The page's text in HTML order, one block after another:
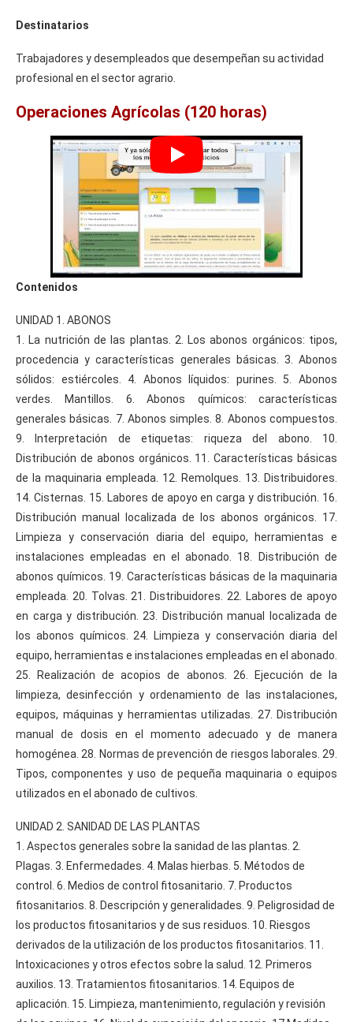
Destinatarios
Trabajadores y desempleados que desempeñan su actividad
profesional en el sector agrario.
Operaciones Agrícolas (120 horas)
Contenidos
UNIDAD 1. ABONOS
1. La nutrición de las plantas. 2. Los abonos orgánicos: tipos,
procedencia y características generales básicas. 3. Abonos
sólidos: estiércoles. 4. Abonos líquidos: purines. 5. Abonos
verdes. Mantillos. 6. Abonos químicos: características
generales básicas. 7. Abonos simples. 8. Abonos compuestos.
9. Interpretación de etiquetas: riqueza del abono. 10.
Distribución de abonos orgánicos. 11. Características básicas
de la maquinaria empleada. 12. Remolques. 13. Distribuidores.
14. Cisternas. 15. Labores de apoyo en carga y distribución. 16.
Distribución manual localizada de los abonos orgánicos. 17.
Limpieza y conservación diaria del equipo, herramientas e
instalaciones empleadas en el abonado. 18. Distribución de
abonos químicos. 19. Características básicas de la maquinaria
empleada. 20. Tolvas. 21. Distribuidores. 22. Labores de apoyo
en carga y distribución. 23. Distribución manual localizada de
los abonos químicos. 24. Limpieza y conservación diaria del
equipo, herramientas e instalaciones empleadas en el abonado.
25. Realización de acopios de abonos. 26. Ejecución de la
limpieza, desinfección y ordenamiento de las instalaciones,
equipos, máquinas y herramientas utilizadas. 27. Distribución
manual de dosis en el momento adecuado y de manera
homogénea. 28. Normas de prevención de riesgos laborales. 29.
Tipos, componentes y uso de pequeña maquinaria o equipos
utilizados en el abonado de cultivos.
UNIDAD 2. SANIDAD DE LAS PLANTAS
1. Aspectos generales sobre la sanidad de las plantas. 2.
Plagas. 3. Enfermedades. 4. Malas hierbas. 5. Métodos de
control. 6. Medios de control fitosanitario. 7. Productos
fitosanitarios. 8. Descripción y generalidades. 9. Peligrosidad de
los productos fitosanitarios y de sus residuos. 10. Riesgos
derivados de la utilización de los productos fitosanitarios. 11.
Intoxicaciones y otros efectos sobre la salud. 12. Primeros
auxilios. 13. Tratamientos fitosanitarios. 14. Equipos de
aplicación. 15. Limpieza, mantenimiento, regulación y revisión